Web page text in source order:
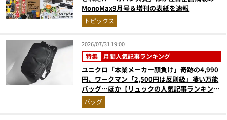
MonoMax9月号＆増刊の表紙を速報
トピックス
2026/07/31 19:00
特集 月間人気記事ランキング
ユニクロ「本業メーカー顔負け」奇跡の4,990
円、ワークマン「2,500円は反則級」凄い万能
バッグ…ほか【リュックの人気記事ランキング
ベスト3】（2026年6月版）
バッグ